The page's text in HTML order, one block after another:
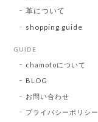
革について
shopping guide
GUIDE
chamotoについて
BLOG
お問い合わせ
プライバシーポリシー